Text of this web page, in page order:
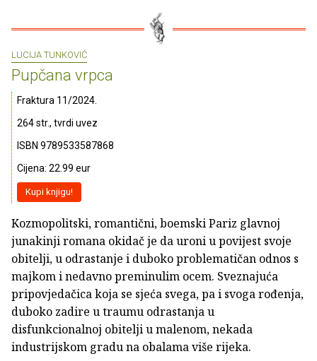
LUCIJA TUNKOVIĆ
Pupčana vrpca
Fraktura 11/2024.
264 str., tvrdi uvez
ISBN 9789533587868
Cijena: 22.99 eur
Kupi knjigu!
Kozmopolitski, romantični, boemski Pariz glavnoj
junakinji romana okidač je da uroni u povijest svoje
obitelji, u odrastanje i duboko problematičan odnos s
majkom i nedavno preminulim ocem. Sveznajuća
pripovjedačica koja se sjeća svega, pa i svoga rođenja,
duboko zadire u traumu odrastanja u
disfunkcionalnoj obitelji u malenom, nekada
industrijskom gradu na obalama više rijeka.